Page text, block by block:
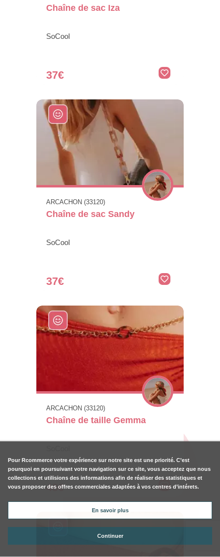
Chaîne de sac Iza
SoCool
37€
ARCACHON (33120)
Chaîne de sac Sandy
SoCool
37€
ARCACHON (33120)
Chaîne de taille Gemma
48€
Pour Rcommerce votre expérience sur notre site est une priorité. C’est
pourquoi en poursuivant votre navigation sur ce site, vous acceptez que nous
collections et utilisions des informations afin de réaliser des statistiques et
vous proposer des offres commerciales adaptées à vos centres d’intérets.
En savoir plus
Continuer